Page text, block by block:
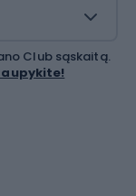
Club sąskaitą.